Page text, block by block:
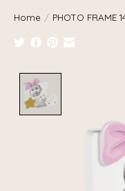
Home / PHOTO FRAME